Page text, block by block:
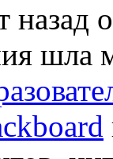
назад